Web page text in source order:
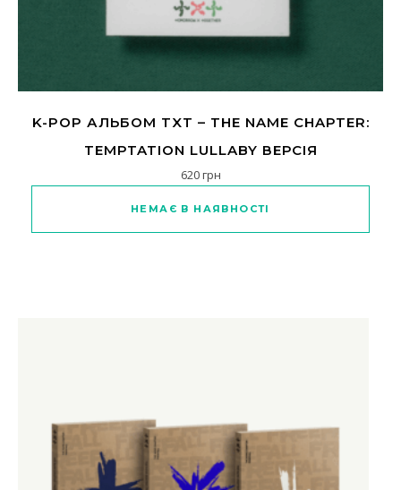
K-POP АЛЬБОМ TXT – THE NAME CHAPTER:
TEMPTATION LULLABY ВЕРСІЯ
620грн
НЕМАЄ В НАЯВНОСТІ